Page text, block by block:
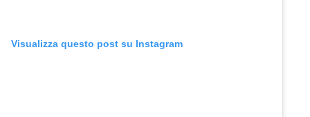
Visualizza questo post su Instagram